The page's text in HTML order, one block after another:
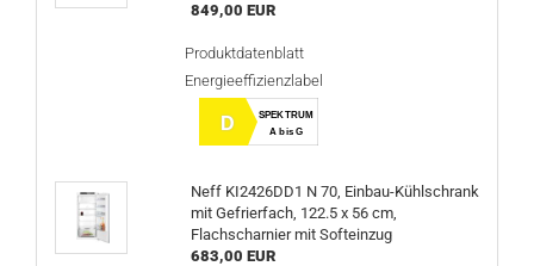
849,00 EUR
Produktdatenblatt
Energieeffizienzlabel
D
SPEKTRUM
A bis G
Neff KI2426DD1 N 70, Einbau-Kühlschrank
mit Gefrierfach, 122.5 x 56 cm,
Flachscharnier mit Softeinzug
683,00 EUR